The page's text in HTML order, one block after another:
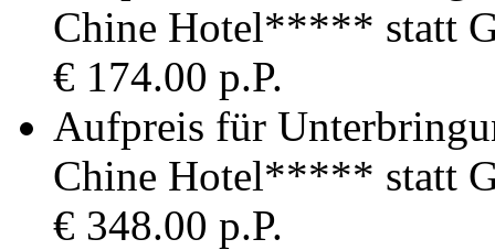
Chine Hotel***** statt
€ 174.00 p.P.
Aufpreis für
Chine Hotel***** statt
€ 348.00 p.P.